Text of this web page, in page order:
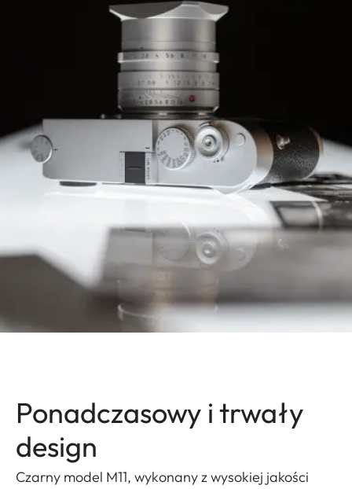
Ponadczasowy i trwały
design
Czarny model M11, wykonany z wysokiej jakości